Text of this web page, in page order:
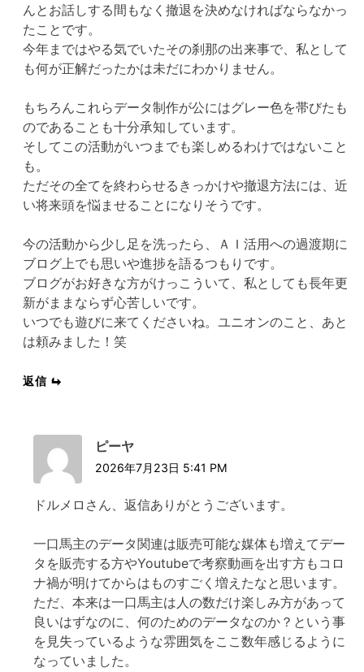
んとお話しする間もなく撤退を決めなければならなかっ
たことです。
今年まではやる気でいたその刹那の出来事で、私として
も何が正解だったかは未だにわかりません。
もちろんこれらデータ制作が公にはグレー色を帯びたも
のであることも十分承知しています。
そしてこの活動がいつまでも楽しめるわけではないこと
も。
ただその全てを終わらせるきっかけや撤退方法には、近
い将来頭を悩ませることになりそうです。
今の活動から少し足を洗ったら、ＡＩ活用への過渡期に
ブログ上でも思いや進捗を語るつもりです。
ブログがお好きな方がけっこういて、私としても長年更
新がままならず心苦しいです。
いつでも遊びに来てくださいね。ユニオンのこと、あと
は頼みました！笑
返信
ピーヤ
2026年7月23日 5:41 PM
ドルメロさん、返信ありがとうございます。
一口馬主のデータ関連は販売可能な媒体も増えてデー
タを販売する方やYoutubeで考察動画を出す方もコロ
ナ禍が明けてからはものすごく増えたなと思います。
ただ、本来は一口馬主は人の数だけ楽しみ方があって
良いはずなのに、何のためのデータなのか？という事
を見失っているような雰囲気をここ数年感じるように
なっていました。